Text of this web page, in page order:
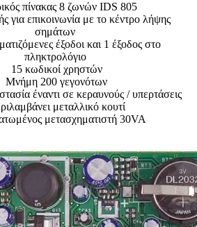
πίνακας 8 ζωνών IDS 805
για επικοινωνία με το κέντρο λήψης
σημάτων
έξοδοι και 1 έξοδος στο
πληκτρολόγιο
15 κωδικοί χρηστών
Μνήμη 200 γεγονότων
έναντι σε κεραυνούς / υπερτάσεις
μεταλλικό κουτί
μετασχηματιστή 30VA